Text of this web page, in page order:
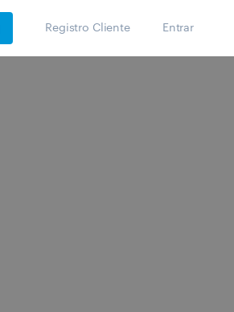
Registro Cliente Entrar